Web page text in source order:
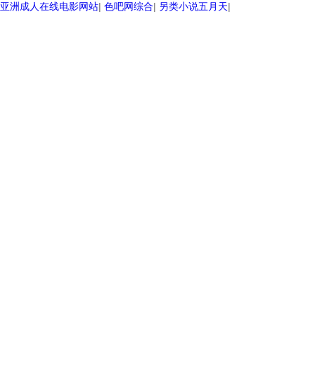
亚洲成人在线电影网站| 色吧网综合| 另类小说五月天|